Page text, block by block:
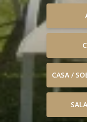
CASA /